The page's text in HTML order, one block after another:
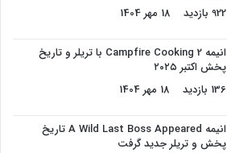
922 بازدید
18 مهر 1404
انیمه Campfire Cooking 2 با تریلر و تاریخ
پخش اکتبر ۲۰۲۵
136 بازدید
18 مهر 1404
انیمه A Wild Last Boss Appeared تاریخ
پخش و تریلر جدید گرفت